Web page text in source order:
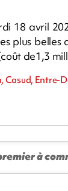
18 avril
plus
de1,3
Casud, Entre-